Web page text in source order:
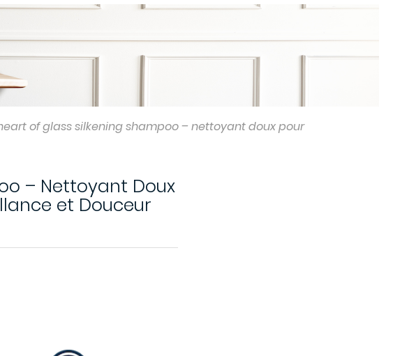
of glass silkening shampoo – nettoyant doux pour
– Nettoyant Doux
et Douceur